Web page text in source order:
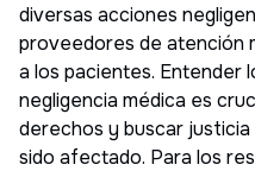
diversas acciones
proveedores de atención
a los pacientes. Entender
negligencia médica es
derechos y buscar
sido afectado. Para los